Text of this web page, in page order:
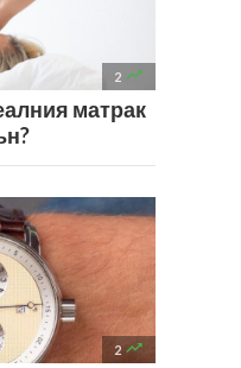
2 
матрак
2 